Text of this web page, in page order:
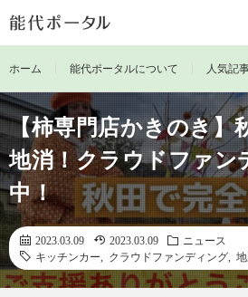
ホーム 能代ポータルについて 人気記
【柿専門店かきのき】
地消！クラウドファン
中！
2023.03.09 2023.03.09
ニュース
キッチンカー
クラウドファンディング